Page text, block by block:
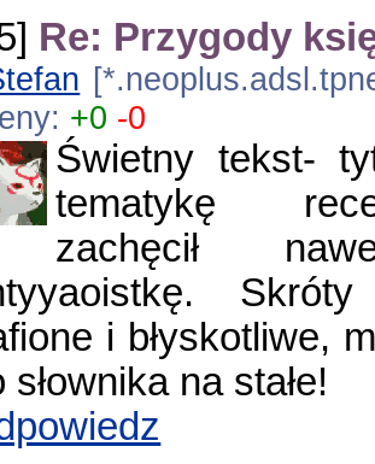
Re: Przygody
+0 -0
Świetny tekst-
tematykę
zachęcił
i błyskotliwe,
słownika na stałe!